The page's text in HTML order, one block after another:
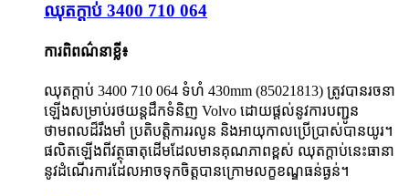
ឈុតក្ដាប់ 3400 710 064
ការពិពណ៌នាខ្លី៖
ឈុតក្ដាប់ 3400 710 064 ទំហំ 430mm (85021813) ត្រូវបានរចនា
ឡើងសម្រាប់រថយន្តដឹកទំនិញ Volvo ដោយផ្តល់នូវការបញ្ជូន
ថាមពលដ៏រឹងមាំ ប្រតិបត្តិការរលូន និងអាយុកាលប្រើប្រាស់បានយូរ។
ផលិតឡើងពីវត្ថុធាតុដើមដែលមានគុណភាពខ្ពស់ ឈុតក្ដាប់នេះធានា
នូវដំណើរការដែលអាចទុកចិត្តបានក្រោមលក្ខខណ្ឌធន់ធ្ងន់។